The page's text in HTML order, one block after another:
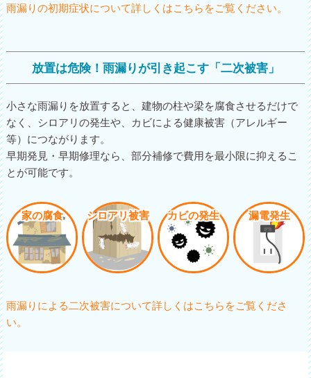
雨漏りの初期症状について詳しくはこちらをご覧ください。
放置は危険！雨漏りが引き起こす「二次被害」
小さな雨漏りを放置すると、建物の柱や梁を腐食させるだけで
なく、シロアリの発生や、カビによる健康被害（アレルギー
等）につながります。
早期発見・早期修理なら、部分補修で費用を最小限に抑えるこ
とが可能です。
家の腐食 シロアリ被害 カビの発生 漏電発生
雨漏りによる二次被害について詳しくはこちらをご覧くださ
い。